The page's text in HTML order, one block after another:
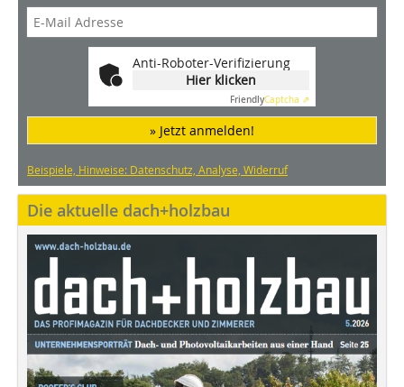
Anti-Roboter-Verifizierung
Hier klicken
FriendlyCaptcha ⇗
» Jetzt anmelden!
Beispiele, Hinweise: Datenschutz, Analyse, Widerruf
Die aktuelle dach+holzbau